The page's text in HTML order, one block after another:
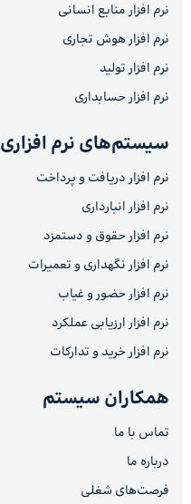
نرم افزار منابع انسانی
نرم افزار هوش تجاری
نرم افزار تولید
نرم افزار حسابداری
سیستم‌های نرم افزاری
نرم افزار دریافت و پرداخت
نرم افزار انبارداری
نرم افزار حقوق و دستمزد
نرم افزار نگهداری و تعمیرات
نرم افزار حضور و غیاب
نرم افزار ارزیابی عملکرد
نرم افزار خرید و تدارکات
همکاران سیستم
تماس با ما
درباره ما
فرصت‌های شغلی